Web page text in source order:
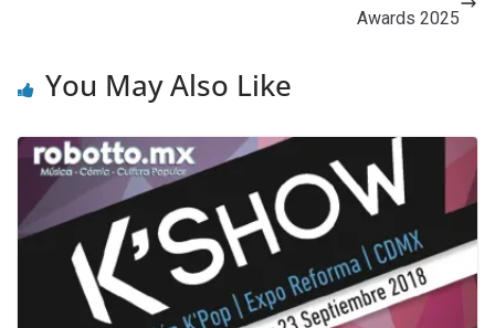
Awards 2025
You May Also Like